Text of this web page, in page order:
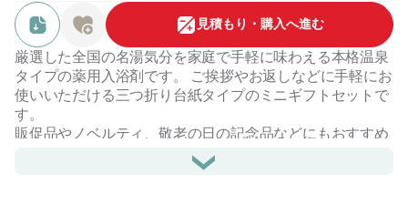
厳選した全国の名湯気分を家庭で手軽に味わえる本格温泉
タイプの薬用入浴剤です。 ご挨拶やお返しなどに手軽にお
使いいただける三つ折り台紙タイプのミニギフトセットで
す。
販促品やノベルティ、敬老の日の記念品などにもおすすめ
⾒積もり・購⼊へ進む